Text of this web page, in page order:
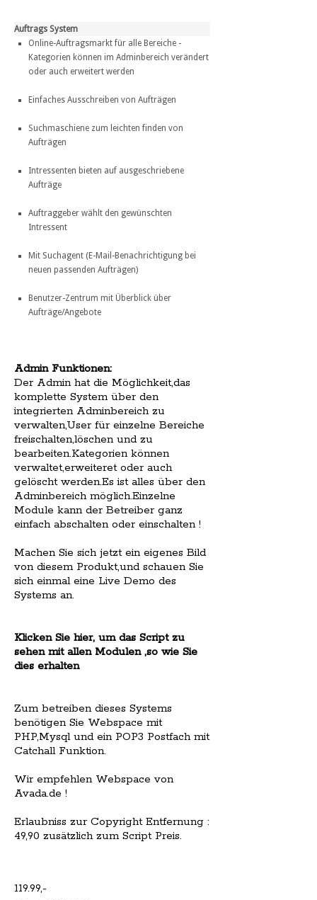
Auftrags System
Online-Auftragsmarkt für alle Bereiche -
Kategorien können im Adminbereich verändert
oder auch erweitert werden
Einfaches Ausschreiben von Aufträgen
Suchmaschiene zum leichten finden von
Aufträgen
Intressenten bieten auf ausgeschriebene
Aufträge
Auftraggeber wählt den gewünschten
Intressent
Mit Suchagent (E-Mail-Benachrichtigung bei
neuen passenden Aufträgen)
Benutzer-Zentrum mit Überblick über
Aufträge/Angebote
Admin Funktionen:
Der Admin hat die Möglichkeit,das
komplette System über den
integrierten Adminbereich zu
verwalten,User für einzelne Bereiche
freischalten,löschen und zu
bearbeiten.Kategorien können
verwaltet,erweiteret oder auch
gelöscht werden.Es ist alles über den
Adminbereich möglich.Einzelne
Module kann der Betreiber ganz
einfach abschalten oder einschalten !
Machen Sie sich jetzt ein eigenes Bild
von diesem Produkt,und schauen Sie
sich einmal eine Live Demo des
Systems an.
Klicken Sie hier, um das Script zu
sehen mit allen Modulen ,so wie Sie
dies erhalten
Zum betreiben dieses Systems
benötigen Sie Webspace mit
PHP,Mysql und ein POP3 Postfach mit
Catchall Funktion.
Wir empfehlen Webspace von
Avada.de !
Erlaubniss zur Copyright Entfernung :
49,90 zusätzlich zum Script Preis.
119.99,-